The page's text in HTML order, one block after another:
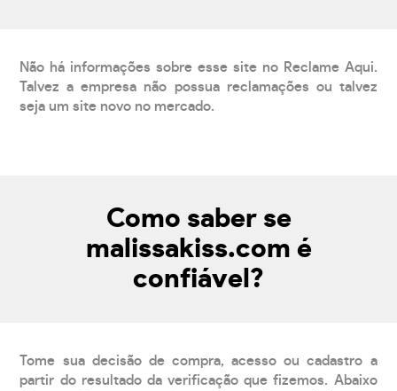
Não há informações sobre esse site no Reclame Aqui.
Talvez a empresa não possua reclamações ou talvez
seja um site novo no mercado.
Como saber se
malissakiss.com é
confiável?
Tome sua decisão de compra, acesso ou cadastro a
partir do resultado da verificação que fizemos. Abaixo